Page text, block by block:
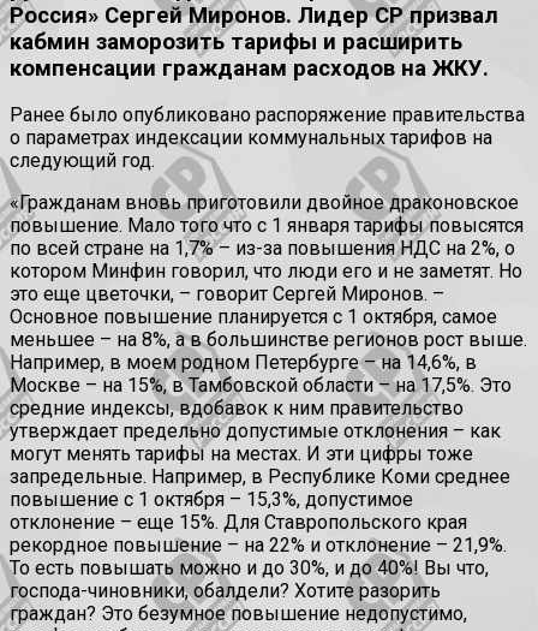
Россия» Сергей Миронов. Лидер СР призвал
кабмин заморозить тарифы и расширить
компенсации гражданам расходов на ЖКУ.
Ранее было опубликовано распоряжение правительства
о параметрах индексации коммунальных тарифов на
следующий год.
«Гражданам вновь приготовили двойное драконовское
повышение. Мало того что с 1 января тарифы повысятся
по всей стране на 1,7% – из-за повышения НДС на 2%, о
котором Минфин говорил, что люди его и не заметят. Но
это еще цветочки, – говорит Сергей Миронов. –
Основное повышение планируется с 1 октября, самое
меньшее – на 8%, а в большинстве регионов рост выше.
Например, в моем родном Петербурге – на 14,6%, в
Москве – на 15%, в Тамбовской области – на 17,5%. Это
средние индексы, вдобавок к ним правительство
утверждает предельно допустимые отклонения – как
могут менять тарифы на местах. И эти цифры тоже
запредельные. Например, в Республике Коми среднее
повышение с 1 октября – 15,3%, допустимое
отклонение – еще 15%. Для Ставропольского края
рекордное повышение – на 22% и отклонение – 21,9%.
То есть повышать можно и до 30%, и до 40%! Вы что,
господа-чиновники, обалдели? Хотите разорить
граждан? Это безумное повышение недопустимо,